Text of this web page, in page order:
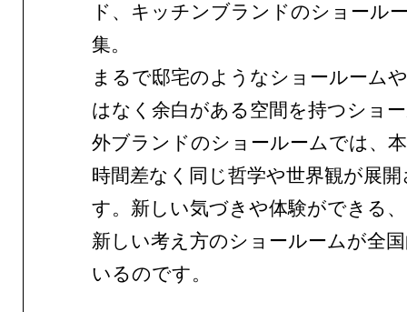
ド、キッチンブランドのショール
集。
まるで邸宅のようなショールーム
はなく余白がある空間を持つショ
外ブランドのショールームでは、
時間差なく同じ哲学や世界観が展
す。新しい気づきや体験ができる
新しい考え方のショールームが全
いるのです。